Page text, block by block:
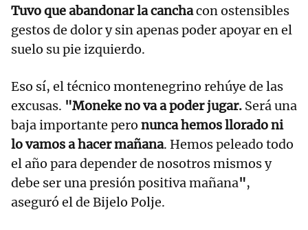
Tuvo que abandonar la canchacon ostensibles
gestos de dolor y sin apenas poder apoyar en el
suelo su pie izquierdo.
Eso sí, el técnico montenegrino rehúye de las
excusas. "Moneke no va a poder jugar. Será una
baja importante pero nunca hemos llorado ni
lo vamos a hacer mañana. Hemos peleado todo
el año para depender de nosotros mismos y
debe ser una presión positiva mañana",
aseguró el de Bijelo Polje.